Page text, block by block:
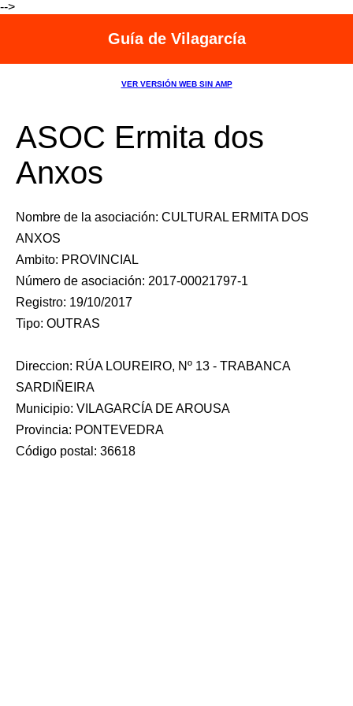
-->
Guía de Vilagarcía
VER VERSIÓN WEB SIN AMP
ASOC Ermita dos
Anxos
Nombre de la asociación: CULTURAL ERMITA DOS
ANXOS
Ambito: PROVINCIAL
Número de asociación: 2017-00021797-1
Registro: 19/10/2017
Tipo: OUTRAS
Direccion: RÚA LOUREIRO, Nº 13 - TRABANCA
SARDIÑEIRA
Municipio: VILAGARCÍA DE AROUSA
Provincia: PONTEVEDRA
Código postal: 36618